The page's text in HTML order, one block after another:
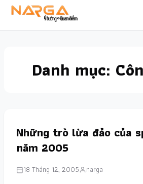
Danh mục:
Những trò lừa đảo của
năm 2005
18 Tháng 12, 2005 narga